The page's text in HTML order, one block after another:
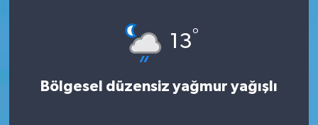
13°
Bölgesel düzensiz yağmur yağışlı